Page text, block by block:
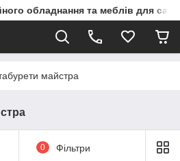
обладнання та меблів для
майстра
0 Фільтри